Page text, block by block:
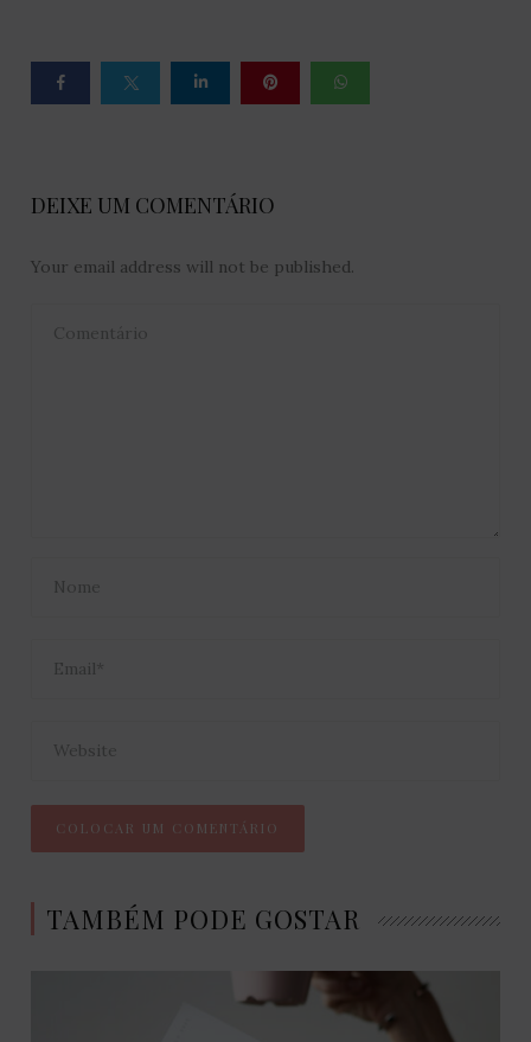
DEIXE UM COMENTÁRIO
Your email address will not be published.
TAMBÉM PODE GOSTAR